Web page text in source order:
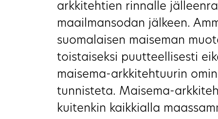
arkkitehtien rinnalle
maailmansodan jälkeen.
suomalaisen maiseman
toistaiseksi puutteellisesti
maisema-arkkitehtuurin
tunnisteta. Maisema-
kuitenkin kaikkialla